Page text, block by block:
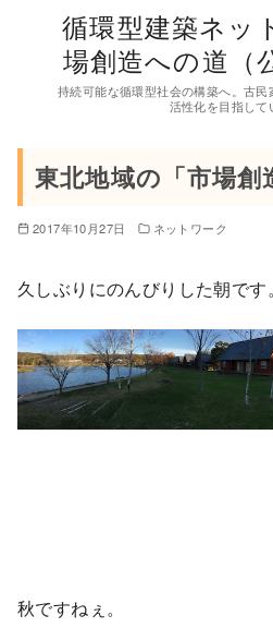
循環型建築ネッ
場創造への道（
持続可能な循環型社会の構築へ。古
活性化を目指して
東北地域の「市場創
2017年10月27日 ネットワーク
久しぶりにのんびりした朝です。
秋ですねぇ。